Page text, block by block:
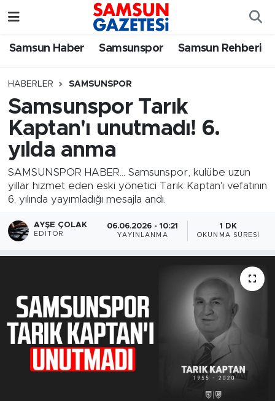
Samsun Haber Samsunspor Samsun Rehberi
HABERLER SAMSUNSPOR
Samsunspor Tarık
Kaptan'ı unutmadı! 6.
yılda anma
SAMSUNSPOR HABER... Samsunspor, kulübe uzun
yıllar hizmet eden eski yönetici Tarık Kaptan'ı vefatının
6. yılında yayımladığı mesajla andı.
AYŞE ÇOLAK
EDITÖR
06.06.2026 - 10:21
YAYINLANMA
1 DK
OKUNMA SÜRESI
Samsun Haber
Samsun Rehberi
Resmi İlanlar
Samsun Nöbetçi Eczaneler
SAMSUN Namaz Vakitleri
Samsun Trafik Yoğunluk Haritası
Süper Lig Puan Durumu ve Fikstür
Tüm Manşetler
Son Dakika Haberleri